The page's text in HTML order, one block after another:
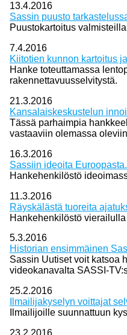
13.4.2016
Sassin puusto
Puustokartoitus
7.4.2016
Kiitotien kunnon kartoitus
Hanke toteuttamassa
rakennettavuusselvitystä.
21.3.2016
Kansalaiskeskustelun
Tässä parhaimpia
vastaaviin olemassa
16.3.2016
Sassiin ideoita Euroopasta.
Hankehenkilöstö
11.3.2016
Räyskälästä tuoreita
Hankehenkilöstö
5.3.2016
Historian ensimmäinen
Sassin Uutiset voit katsoa
videokanavalta SASSI-
25.2.2016
Ilmailijakyselyn voittajat
Ilmailijoille suunnattuun
23.2.2016